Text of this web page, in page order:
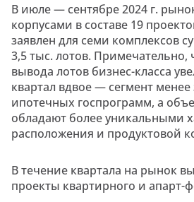
В июле — сентябре 2024 г.
корпусами в составе 19
заявлен для семи комплексов
3,5 тыс. лотов. Примечательно,
вывода лотов бизнес-класса
квартал вдвое — сегмент
ипотечных госпрограмм, а
обладают более уникальными
расположения и продуктовой
В течение квартала на рынок
проекты квартирного и апарт-